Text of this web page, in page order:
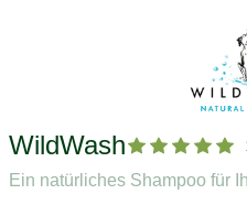
WildWash
Ein natürliches Shampoo für